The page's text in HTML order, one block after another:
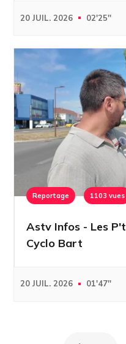
20 JUIL. 2026 02'25''
Reportage 1103 vues
Astv Infos - Les
Cyclo Bart
20 JUIL. 2026 01'47''